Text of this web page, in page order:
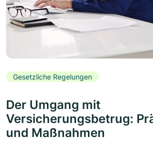
Gesetzliche Regelungen
Der Umgang mit
Versicherungsbetrug:
und Maßnahmen